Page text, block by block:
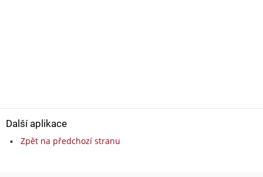
Další aplikace
Zpět na předchozí stranu